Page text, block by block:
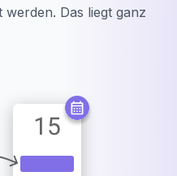
Das liegt ganz